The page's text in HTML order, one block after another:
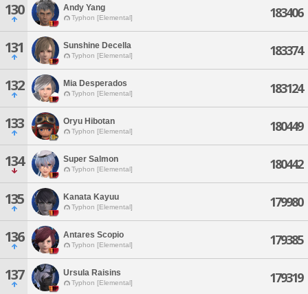
130 Andy Yang
Typhon [Elemental] 183406
131 Sunshine Decella
Typhon [Elemental] 183374
132 Mia Desperados
Typhon [Elemental] 183124
133 Oryu Hibotan
Typhon [Elemental] 180449
134 Super Salmon
Typhon [Elemental] 180442
135 Kanata Kayuu
Typhon [Elemental] 179980
136 Antares Scopio
Typhon [Elemental] 179385
137 Ursula Raisins
Typhon [Elemental] 179319